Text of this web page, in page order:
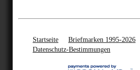
Startseite Briefmarken 1995-2026
Datenschutz-Bestimmungen